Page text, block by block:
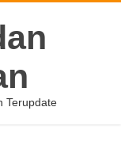
Terupdate